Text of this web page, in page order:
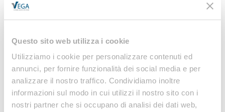
Questo sito web utilizza i cookie
Utilizziamo i cookie per personalizzare contenuti ed
annunci, per fornire funzionalità dei social media e per
analizzare il nostro traffico. Condividiamo inoltre
informazioni sul modo in cui utilizzi il nostro sito con i
nostri partner che si occupano di analisi dei dati web,
Osservatorio
sicurezza sul lavoro e
ambiente
di VEGA Engineering